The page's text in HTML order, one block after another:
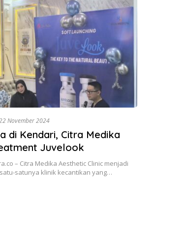
November 2024
di Kendari, Citra Medika
Juvelook
– Citra Medika Aesthetic Clinic menjadi
satunya klinik kecantikan yang…